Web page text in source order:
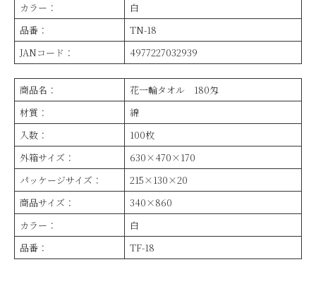
カラー：
白
品番：
TN-18
JANコード：
4977227032939
商品名：
花一輪タオル 180匁
材質：
綿
入数：
100枚
外箱サイズ：
630×470×170
パッケージサイズ：
215×130×20
商品サイズ：
340×860
カラー：
白
品番：
TF-18